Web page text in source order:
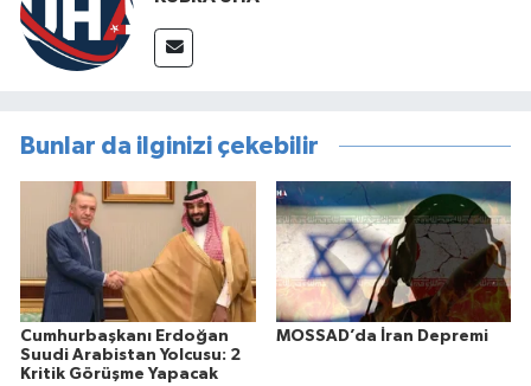
Bunlar da ilginizi çekebilir
Cumhurbaşkanı Erdoğan
Suudi Arabistan Yolcusu: 2
Kritik Görüşme Yapacak
MOSSAD’da İran Depremi